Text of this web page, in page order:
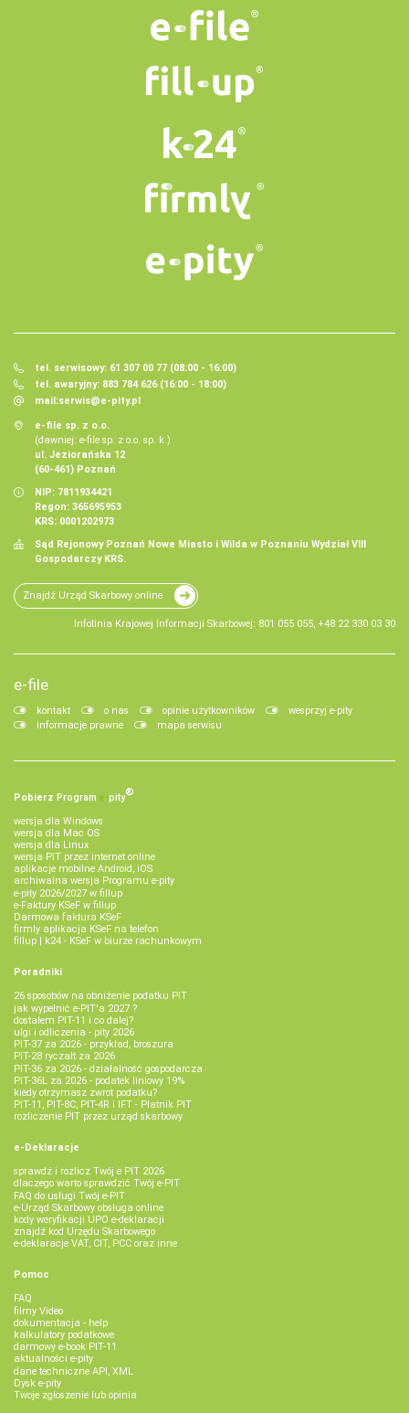
tel. serwisowy: 61 307 00 77 (08:00 - 16:00)
tel. awaryjny: 883 784 626 (16:00 - 18:00)
mail:serwis@e-pity.pl
e-file sp. z o.o.
(dawniej: e-file sp. z o.o. sp. k.)
ul. Jeziorańska 12
(60-461) Poznań
NIP: 7811934421
Regon: 365695953
KRS: 0001202973
Sąd Rejonowy Poznań Nowe Miasto i Wilda w Poznaniu Wydział VIII
Gospodarczy KRS.
Znajdź Urząd Skarbowy online
Infolinia Krajowej Informacji Skarbowej: 801 055 055, +48 22 330 03 30
e-file
kontakt o nas opinie użytkowników
wesprzyj e-pity
informacje prawne
mapa serwisu
Pobierz Program e‑pity®
wersja dla Windows
wersja dla Mac OS
wersja dla Linux
wersja PIT przez internet online
aplikacje mobilne Android, iOS
archiwalna wersja Programu e-pity
e-pity 2026/2027 w fillup
e‑Faktury KSeF w fillup
Darmowa faktura KSeF
firmly aplikacja KSeF na telefon
fillup | k24 - KSeF w biurze rachunkowym
Poradniki
26 sposobów na obniżenie podatku PIT
jak wypełnić e-PIT'a 2027 ?
dostałem PIT-11 i co dalej?
ulgi i odliczenia - pity 2026
PIT-37 za 2026 - przykład, broszura
PIT-28 ryczałt za 2026
PIT-36 za 2026 - działalność gospodarcza
PIT-36L za 2026 - podatek liniowy 19%
kiedy otrzymasz zwrot podatku?
PIT-11, PIT-8C, PIT-4R i IFT - Płatnik PIT
rozliczenie PIT przez urząd skarbowy
e-Deklaracje
sprawdź i rozlicz Twój e PIT 2026
dlaczego warto sprawdzić Twój e-PIT
FAQ do usługi Twój e-PIT
e-Urząd Skarbowy obsługa online
kody weryfikacji UPO e-deklaracji
znajdź kod Urzędu Skarbowego
e-deklaracje VAT, CIT, PCC oraz inne
Pomoc
FAQ
filmy Video
dokumentacja - help
kalkulatory podatkowe
darmowy e-book PIT-11
aktualności e-pity
dane techniczne API, XML
Dysk e-pity
Twoje zgłoszenie lub opinia